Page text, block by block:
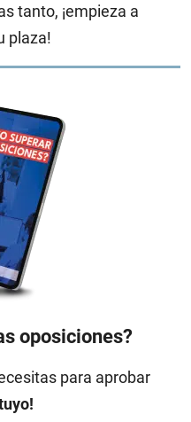
tanto, ¡empieza a
plaza!
oposiciones?
para aprobar